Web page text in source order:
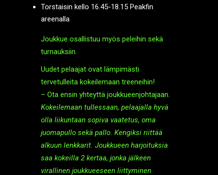
Torstaisin kello 16.45-18.15 Peakfin
areenalla
Joukkue osallistuu myös peleihin sekä
turnauksiin.
Uudet pelaajat ovat lämpimästi
tervetulleita kokeilemaan treeneihin!
– Ota ensin yhteyttä joukkueenjohtajaan.
Kokeilemaan tullessaan, pelaajalla hyvä
olla liikuntaan sopiva vaatetus, oma
juomapullo sekä pallo. Kengiksi riittää
alkuun lenkkarit. Joukkueen harjoituksia
saa kokeilla 2 kertaa, jonka jälkeen
virallinen joukkueeseen liittyminen